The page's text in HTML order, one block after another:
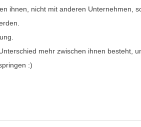
ihnen, nicht mit anderen Unternehmen,
mehr zwischen ihnen besteht,
:)